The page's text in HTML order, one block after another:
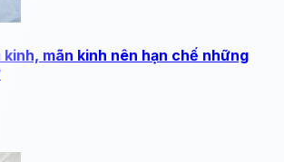
kinh, mãn kinh nên hạn chế những